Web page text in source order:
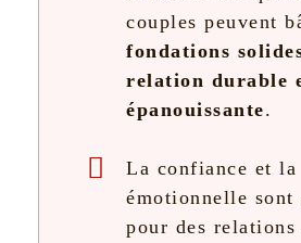
couples peuvent
fondations
relation durable
épanouissante.
La confiance et la
émotionnelle sont
pour des relations